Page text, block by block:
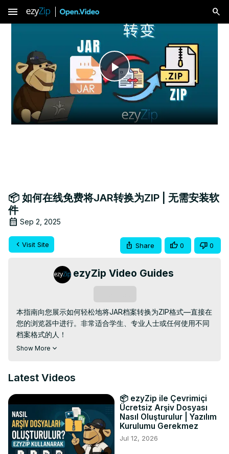
menu
Play
Video
📦 如何在线免费将JAR转换为ZIP | 无需安装软
件
Sep 2, 2025
Visit Site Share 0 0
ezyZip Video Guides
本指南向您展示如何轻松地将JAR档案转换为ZIP格式—直接在
您的浏览器中进行。非常适合学生、专业人士或任何使用不同
档案格式的人！
免费在线JAR到ZIP转换器:
1. 上传您的JAR文件 – 点击"选择要转换的JAR文件"或拖放到
2. 点击"转换为ZIP"并让转换完成其工作。
3. 点击"保存ZIP文件"下载您的新档案。
为什么要将JAR转换为ZIP？ZIP非常适合更好的兼容性，确保
流畅的档案处理，并使您的文件在所有系统中保持轻量和可编
辑！
Show More
Latest Videos
📦 ezyZip ile Çevrimiçi
Ücretsiz Arşiv Dosyası
Nasıl Oluşturulur | Yazılım
Kurulumu Gerekmez
Jul 12, 2026